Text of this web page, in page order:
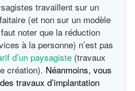
travaillent sur un
(et non sur un modèle
noter que la réduction
à la personne) n’est pas
d’un paysagiste (travaux
création). Néanmoins, vous
travaux d’implantation